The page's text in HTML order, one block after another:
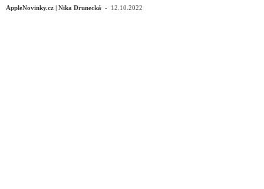
AppleNovinky.cz | Nika Drunecká - 12.10.2022